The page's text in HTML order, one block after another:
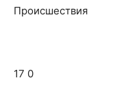
Происшествия
17 0